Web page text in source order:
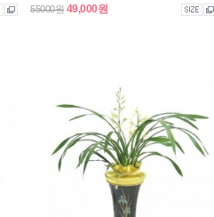
55000원 49,000원